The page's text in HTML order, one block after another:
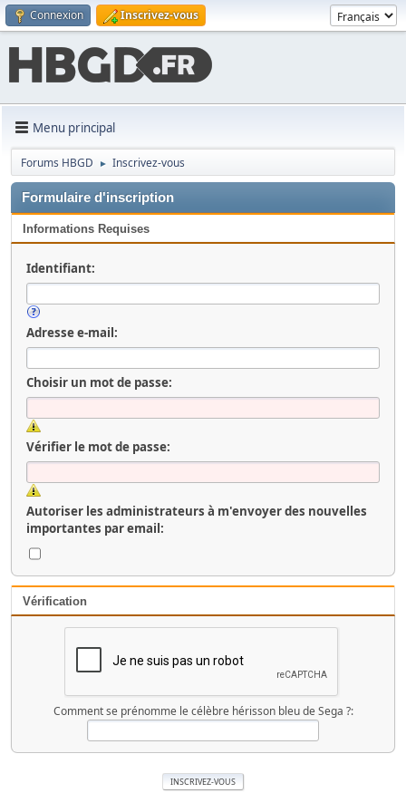
Connexion Inscrivez-vous
Menu principal
Forums HBGD ► Inscrivez-vous
Formulaire d'inscription
Informations Requises
Identifiant:
Adresse e-mail:
Choisir un mot de passe:
Vérifier le mot de passe:
Autoriser les administrateurs à m'envoyer des nouvelles
importantes par email:
Vérification
Comment se prénomme le célèbre hérisson bleu de Sega ?: